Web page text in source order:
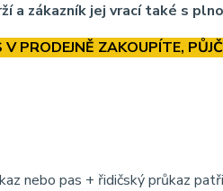
a zákazník jej vrací také s
PRODEJNĚ ZAKOUPÍTE,
nebo pas + řidičský průkaz